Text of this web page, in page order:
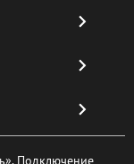
Подключение